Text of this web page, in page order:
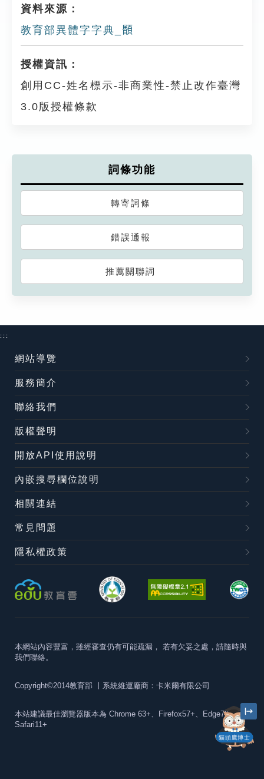
資料來源：
教育部異體字字典_𩔉
授權資訊：
創用CC-姓名標示-非商業性-禁止改作臺灣
3.0版授權條款
詞條功能
轉寄詞條
錯誤通報
推薦關聯詞
貓頭鷹博士
:::
網站導覽
服務簡介
聯絡我們
版權聲明
開放API使用說明
內嵌搜尋欄位說明
相關連結
常見問題
隱私權政策
本網站內容豐富，雖經審查仍有可能疏漏， 若有欠妥之處，請隨時與
我們聯絡。
Copyright©2014教育部 丨系統維運廠商：卡米爾有限公司
本站建議最佳瀏覽器版本為 Chrome 63+、Firefox57+、Edge79+及
Safari11+